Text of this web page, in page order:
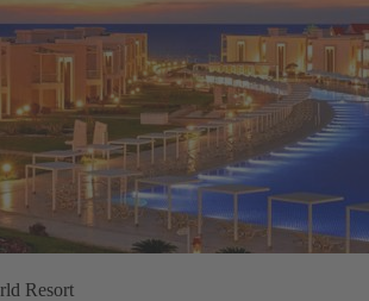
Resort